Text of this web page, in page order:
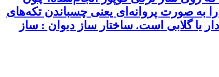
به صورت پروانه‌ای یعنی چسباندن تکه‌های
گلابی است. ساختار ساز دیوان : ساز